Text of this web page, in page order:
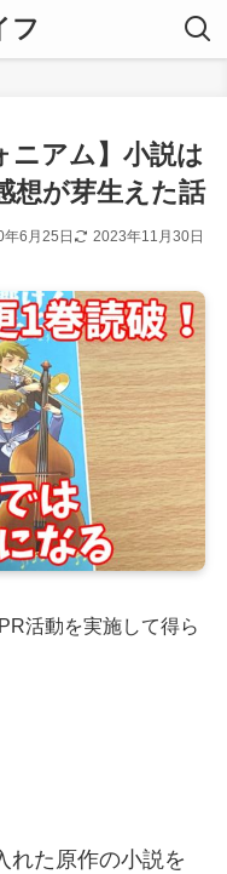
フ
ニアム】小説は
想が芽生えた話
年6月25日 2023年11月30日
活動を実施して得ら
れた原作の小説を